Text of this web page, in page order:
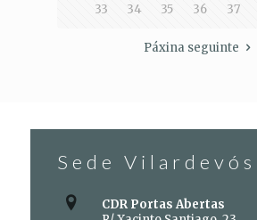
33 34 35 36 37
Páxina seguinte
Sede Vilardevós
CDR Portas Abertas